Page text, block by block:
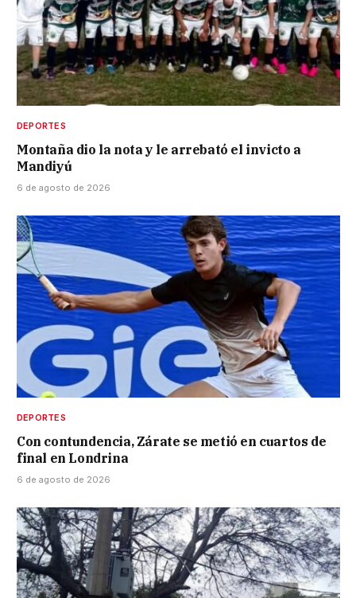
DEPORTES
Montaña dio la nota y le arrebató el invicto a
Mandiyú
6 de agosto de 2026
DEPORTES
Con contundencia, Zárate se metió en cuartos de
final en Londrina
6 de agosto de 2026